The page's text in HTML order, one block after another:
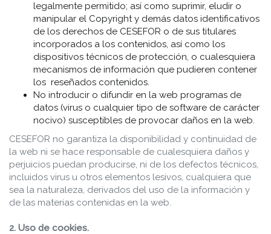
legalmente permitido; así como suprimir, eludir o
manipular el Copyright y demás datos identificativos
de los derechos de CESEFOR o de sus titulares
incorporados a los contenidos, así como los
dispositivos técnicos de protección, o cualesquiera
mecanismos de información que pudieren contener
los reseñados contenidos.
No introducir o difundir en la web programas de
datos (virus o cualquier tipo de software de carácter
nocivo) susceptibles de provocar daños en la web.
CESEFOR no garantiza la disponibilidad y continuidad de
la web ni se hace responsable de cualesquiera daños y
perjuicios puedan producirse, ni de los defectos técnicos,
incluidos virus u otros elementos lesivos, cualquiera que
sea la naturaleza, derivados del uso de la información y
de las materias contenidas en la web.
2. Uso de cookies.